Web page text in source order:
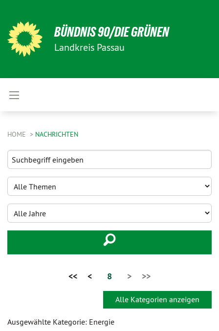
BÜNDNIS 90/DIE GRÜNEN
Landkreis Passau
HOME NACHRICHTEN
<< < 8 > >>
Alle Kategorien anzeigen
Ausgewählte Kategorie: Energie